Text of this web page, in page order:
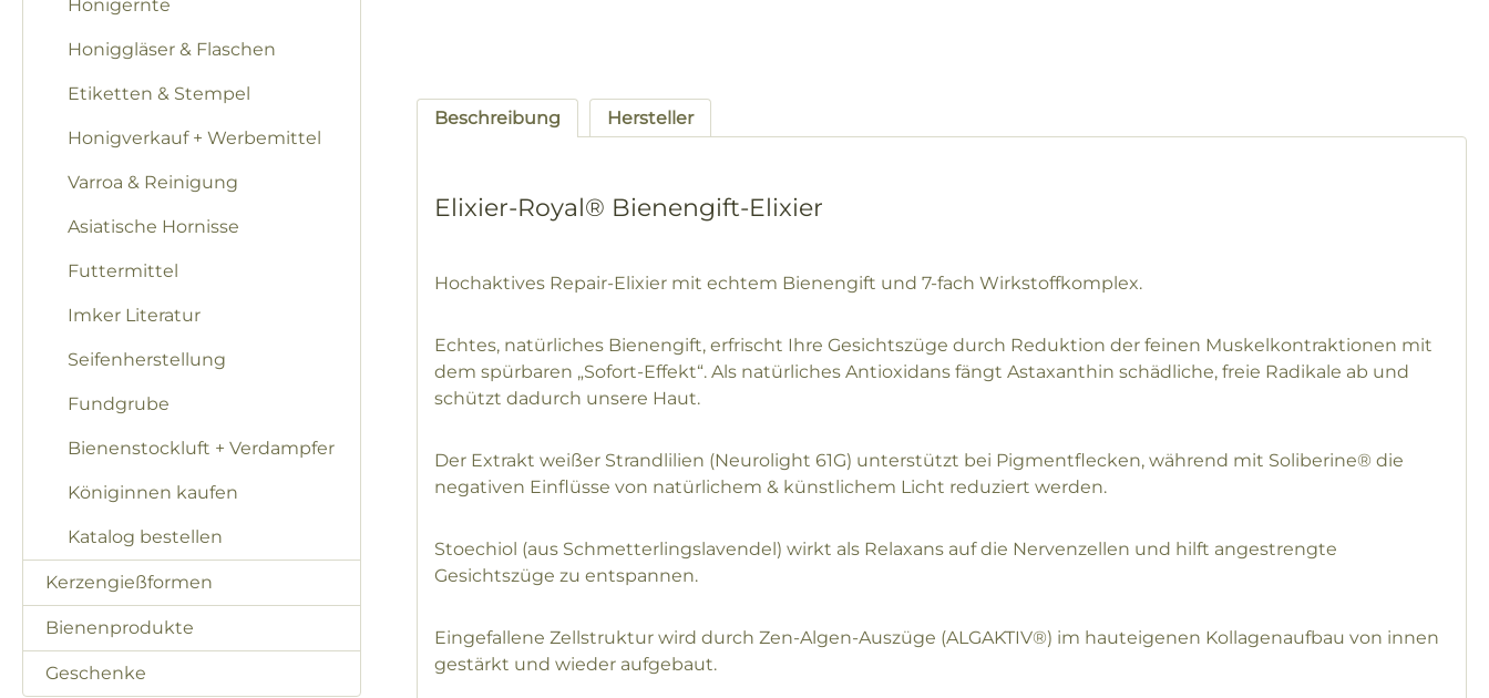
Honigernte
Honiggläser & Flaschen
Etiketten & Stempel
Honigverkauf + Werbemittel
Varroa & Reinigung
Asiatische Hornisse
Futtermittel
Imker Literatur
Seifenherstellung
Fundgrube
Bienenstockluft + Verdampfer
Königinnen kaufen
Katalog bestellen
Kerzengießformen
Bienenprodukte
Geschenke
Beschreibung Hersteller
Elixier-Royal® Bienengift-Elixier
Hochaktives Repair-Elixier mit echtem Bienengift und 7-fach Wirkstoffkomplex.
Echtes, natürliches Bienengift, erfrischt Ihre Gesichtszüge durch Reduktion der feinen Muskelkontraktionen mit
dem spürbaren „Sofort-Effekt“. Als natürliches Antioxidans fängt Astaxanthin schädliche, freie Radikale ab und
schützt dadurch unsere Haut.
Der Extrakt weißer Strandlilien (Neurolight 61G) unterstützt bei Pigmentflecken, während mit Soliberine® die
negativen Einflüsse von natürlichem & künstlichem Licht reduziert werden.
Stoechiol (aus Schmetterlingslavendel) wirkt als Relaxans auf die Nervenzellen und hilft angestrengte
Gesichtszüge zu entspannen.
Eingefallene Zellstruktur wird durch Zen-Algen-Auszüge (ALGAKTIV®) im hauteigenen Kollagenaufbau von innen
gestärkt und wieder aufgebaut.